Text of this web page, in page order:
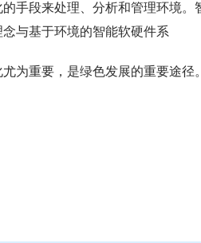
手段来处理、分析和管理环境。
与基于环境的智能软硬件系
为重要，是绿色发展的重要途径。